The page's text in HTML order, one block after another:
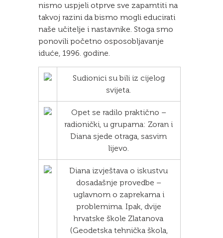
nismo uspjeli otprve sve zapamtiti na
takvoj razini da bismo mogli educirati
naše učitelje i nastavnike. Stoga smo
ponovili početno osposobljavanje
iduće, 1996. godine.
Sudionici su bili iz cijelog
svijeta.
Opet se radilo praktično –
radionički, u grupama: Zoran i
Diana sjede otraga, sasvim
lijevo.
Diana izvještava o iskustvu
dosadašnje provedbe –
uglavnom o zaprekama i
problemima. Ipak, dvije
hrvatske škole Zlatanova
(Geodetska tehnička škola,